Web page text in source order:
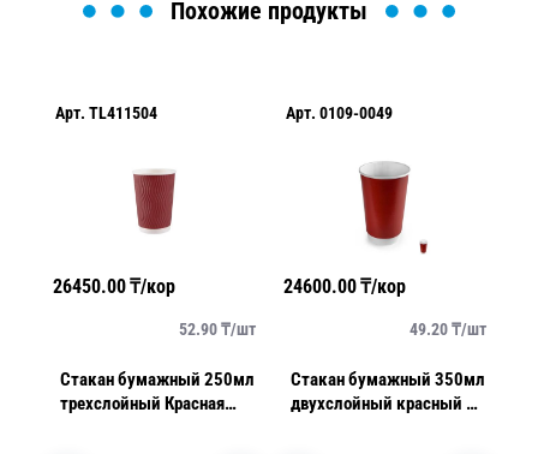
Похожие продукты
Арт. TL411504
26450.00₸/кор
52.90₸/шт
Стакан бумажный 250мл
трехслойный Красная
Арт. 0109-0049
24600.00₸/кор
49.20₸/шт
Стакан бумажный 350мл
двухслойный красный 25